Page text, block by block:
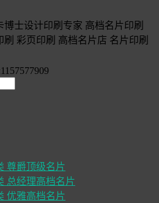
博士设计印刷专家 高档名片印刷
刷 彩页印刷 高档名片店 名片印刷
尊爵顶级名片
总经理高档名片
优雅高档名片